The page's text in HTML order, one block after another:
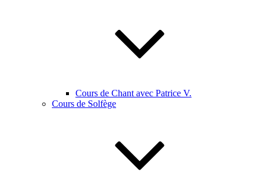
Cours de Chant avec Patrice V.
Cours de Solfège